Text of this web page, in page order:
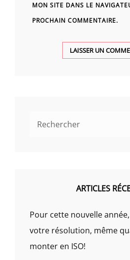
MON SITE DANS LE
PROCHAIN COMMENTAIRE.
ARTICLES
Pour cette nouvelle
votre résolution, même
monter en ISO!